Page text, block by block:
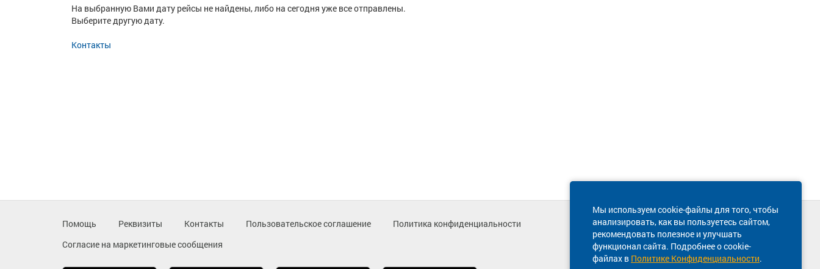
На выбранную Вами дату рейсы не найдены, либо на сегодня уже все отправлены.
Выберите другую дату.
Контакты
Мы используем cookie-файлы для того, чтобы
анализировать, как вы пользуетесь сайтом,
рекомендовать полезное и улучшать
функционал сайта. Подробнее о cookie-
файлах в Политике Конфиденциальности.
Помощь Реквизиты Контакты Пользовательское соглашение
Политика конфиденциальности
Согласие на маркетинговые сообщения
Техническая поддержка сайта
8 800 600-03-38